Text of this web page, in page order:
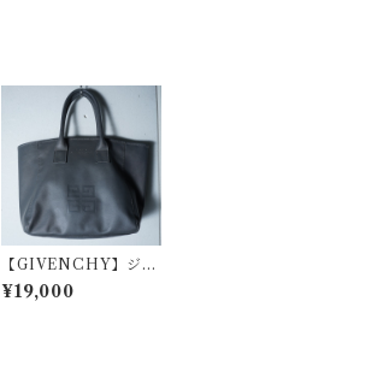
【GIVENCHY】ジバ
ンシー エンボス4Gロ
ゴレザートートバッグ
¥19,000